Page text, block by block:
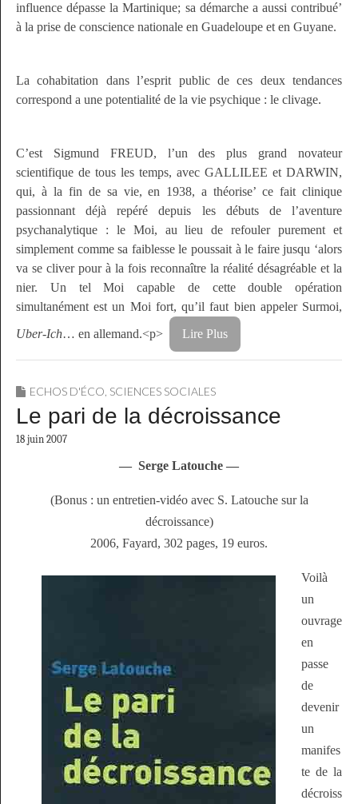
influence dépasse la Martinique; sa démarche a aussi contribué’
à la prise de conscience nationale en Guadeloupe et en Guyane.
La cohabitation dans l’esprit public de ces deux tendances
correspond a une potentialité de la vie psychique : le clivage.
C’est Sigmund FREUD, l’un des plus grand novateur
scientifique de tous les temps, avec GALLILEE et DARWIN,
qui, à la fin de sa vie, en 1938, a théorise’ ce fait clinique
passionnant déjà repéré depuis les débuts de l’aventure
psychanalytique : le Moi, au lieu de refouler purement et
simplement comme sa faiblesse le poussait à le faire jusqu ‘alors
va se cliver pour à la fois reconnaître la réalité désagréable et la
nier. Un tel Moi capable de cette double opération
simultanément est un Moi fort, qu’il faut bien appeler Surmoi,
Uber-Ich… en allemand.<p> Lire Plus
ECHOS D'ÉCO SCIENCES SOCIALES
Le pari de la décroissance
18 juin 2007
— Serge Latouche —
(Bonus : un entretien-vidéo avec S. Latouche sur la
décroissance)
2006, Fayard, 302 pages, 19 euros.
Voilà
un
ouvrage
en
passe
de
devenir
un
manifes
te de la
décroiss